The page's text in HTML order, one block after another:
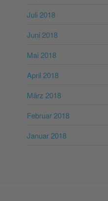
Juli 2018
Juni 2018
Mai 2018
April 2018
März 2018
Februar 2018
Januar 2018